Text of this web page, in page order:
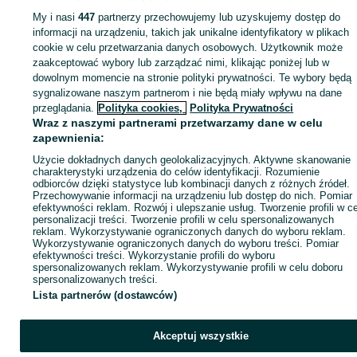
Zaloguj się lub załóż konto na OLX, aby skontaktować się z
sprzedającym
Zaloguj się / Załóż konto
My i nasi447 partnerzy przechowujemy lub uzyskujemy dostęp do
informacji na urządzeniu, takich jak unikalne identyfikatory w plikach
cookie w celu przetwarzania danych osobowych. Użytkownik może
zaakceptować wybory lub zarządzać nimi, klikając poniżej lub w
dowolnym momencie na stronie polityki prywatności. Te wybory będą
sygnalizowane naszym partnerom i nie będą miały wpływu na dane
przeglądania. Polityka cookies, Polityka Prywatności
Wraz z naszymi partnerami przetwarzamy dane w celu
zapewnienia:
Użycie dokładnych danych geolokalizacyjnych. Aktywne skanowanie
charakterystyki urządzenia do celów identyfikacji. Rozumienie
odbiorców dzięki statystyce lub kombinacji danych z różnych źródeł.
Przechowywanie informacji na urządzeniu lub dostęp do nich. Pomiar
efektywności reklam. Rozwój i ulepszanie usług. Tworzenie profili w
personalizacji treści. Tworzenie profili w celu spersonalizowanych
reklam. Wykorzystywanie ograniczonych danych do wyboru reklam.
Wykorzystywanie ograniczonych danych do wyboru treści. Pomiar
efektywności treści. Wykorzystanie profili do wyboru
spersonalizowanych reklam. Wykorzystywanie profili w celu doboru
spersonalizowanych treści.
Lista partnerów (dostawców)
Akceptuj wszystkie